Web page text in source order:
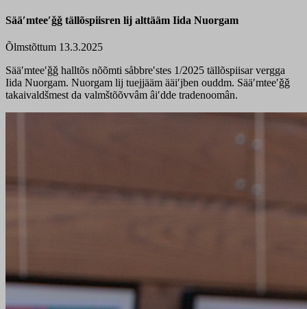
Sääʹmteeʹǧǧ tällõspiisren lij alttääm Iida Nuorgam
Õlmstõttum 13.3.2025
Sääʹmteeʹǧǧ halltõs nõõmti såbbreʹstes 1/2025 tällõspiisar vergga
Iida Nuorgam. Nuorgam lij tuejjääm ääiʹjben ouddm. Sääʹmteeʹǧǧ
takaivaldšmest da valmštõõvvâm âiʹdde tradenoomân.